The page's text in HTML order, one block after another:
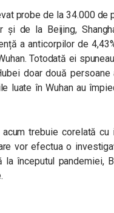
probe de la 34.000 de
și de la Beijing,
a anticorpilor de
Totodată ei
doar două
luate în Wuhan au
acum trebuie corelată
vor efectua o
la începutul pandemiei,